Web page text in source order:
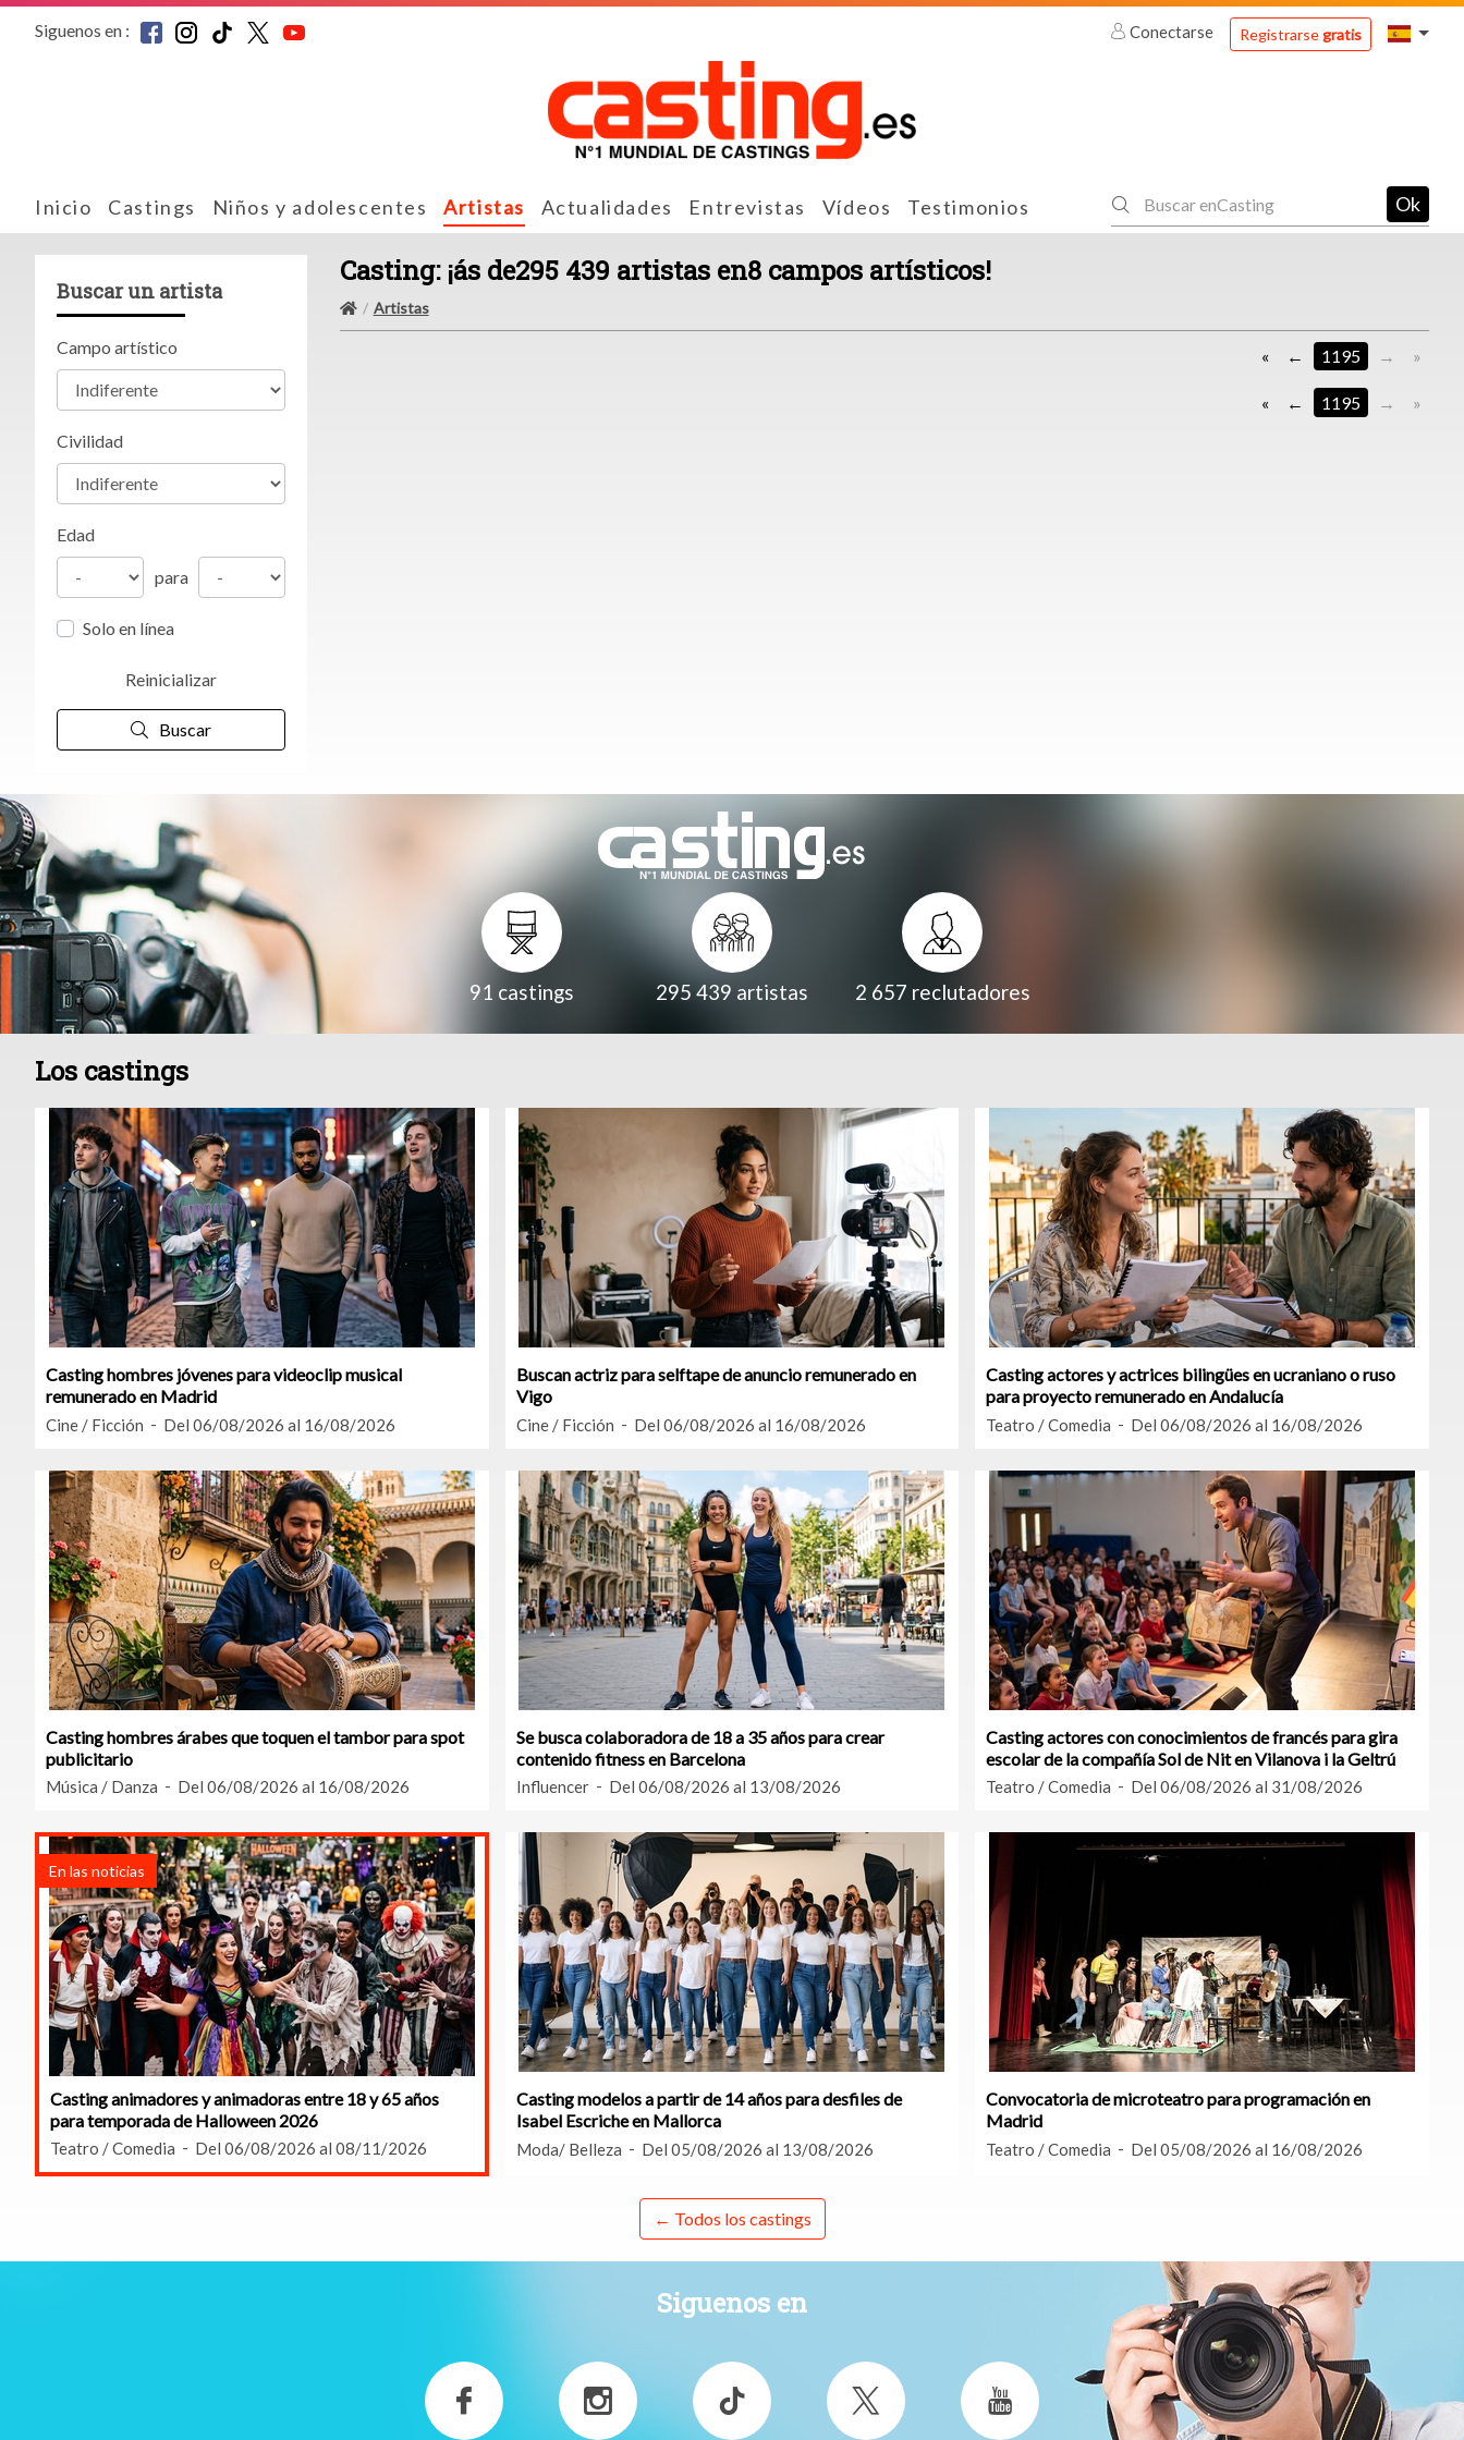
Siguenos en : Conectarse Registrarsegratis
Inicio Castings Niños y adolescentes Artistas Actualidades Entrevistas Vídeos Testimonios Ok
Buscar un artista
Campo artístico
Civilidad
Edad
para
Solo en línea
Reinicializar
Buscar
Casting: ¡ás de295 439 artistas en8 campos artísticos!
Artistas
« 1195 »
« 1195 »
91 castings 295 439 artistas 2 657 reclutadores
Los castings
Casting hombres jóvenes para videoclip musical
remunerado en Madrid
Cine / Ficción Del 06/08/2026 al 16/08/2026
Buscan actriz para selftape de anuncio remunerado en
Vigo
Cine / Ficción Del 06/08/2026 al 16/08/2026
Casting actores y actrices bilingües en ucraniano o ruso
para proyecto remunerado en Andalucía
Teatro / Comedia Del 06/08/2026 al 16/08/2026
Casting hombres árabes que toquen el tambor para spot
publicitario
Música / Danza Del 06/08/2026 al 16/08/2026
Se busca colaboradora de 18 a 35 años para crear
contenido fitness en Barcelona
Influencer Del 06/08/2026 al 13/08/2026
Casting actores con conocimientos de francés para gira
escolar de la compañía Sol de Nit en Vilanova i la Geltrú
Teatro / Comedia Del 06/08/2026 al 31/08/2026
En las noticias
Casting animadores y animadoras entre 18 y 65 años
para temporada de Halloween 2026
Teatro / Comedia Del 06/08/2026 al 08/11/2026
Casting modelos a partir de 14 años para desfiles de
Isabel Escriche en Mallorca
Moda/ Belleza Del 05/08/2026 al 13/08/2026
Convocatoria de microteatro para programación en
Madrid
Teatro / Comedia Del 05/08/2026 al 16/08/2026
← Todos los castings
Siguenos en